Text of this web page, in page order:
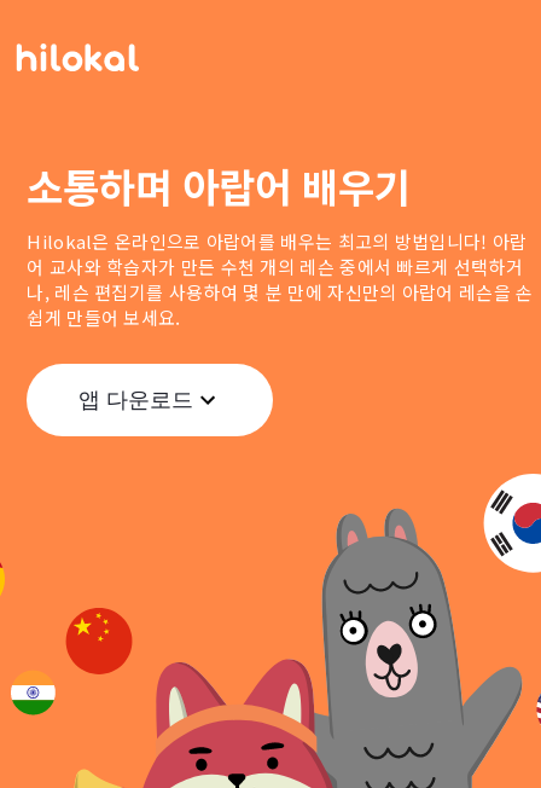
소통하며 아랍어 배우기
Hilokal은 온라인으로 아랍어를 배우는 최고의 방법입니다! 아랍
어 교사와 학습자가 만든 수천 개의 레슨 중에서 빠르게 선택하거
나, 레슨 편집기를 사용하여 몇 분 만에 자신만의 아랍어 레슨을 손
쉽게 만들어 보세요.
앱 다운로드